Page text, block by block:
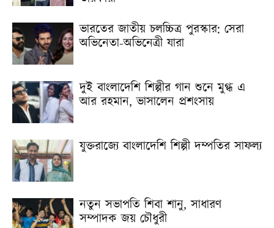
ভারতের জাতীয় চলচ্চিত্র পুরস্কার: সেরা
অভিনেতা-অভিনেত্রী যারা
দুই বাংলাদেশি শিল্পীর গান শুনে মুগ্ধ এ
আর রহমান, ভাসালেন প্রশংসায়
যুক্তরাজ্যে বাংলাদেশি শিল্পী দম্পতির সাফল্য
নতুন সভাপতি শিবা শানু, সাধারণ
সম্পাদক জয় চৌধুরী